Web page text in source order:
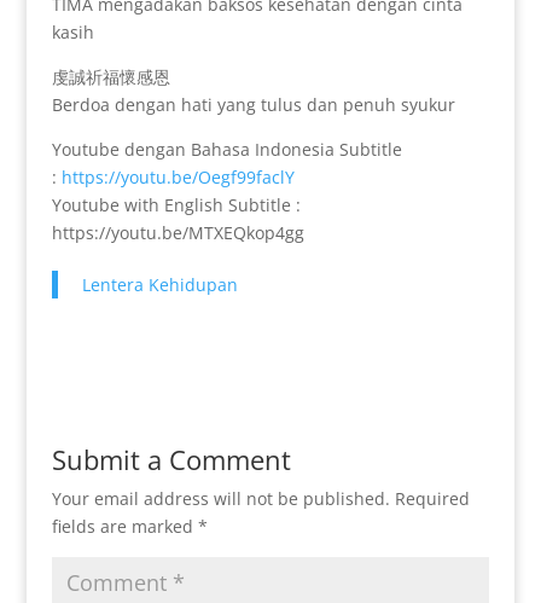
kasih
虔誠祈福懷感恩
Berdoa dengan hati yang tulus dan penuh syukur
Youtube dengan Bahasa Indonesia Subtitle
: https://youtu.be/Oegf99faclY
Youtube with English Subtitle :
https://youtu.be/MTXEQkop4gg
Lentera Kehidupan
Submit a Comment
Your email address will not be published. Required
fields are marked *